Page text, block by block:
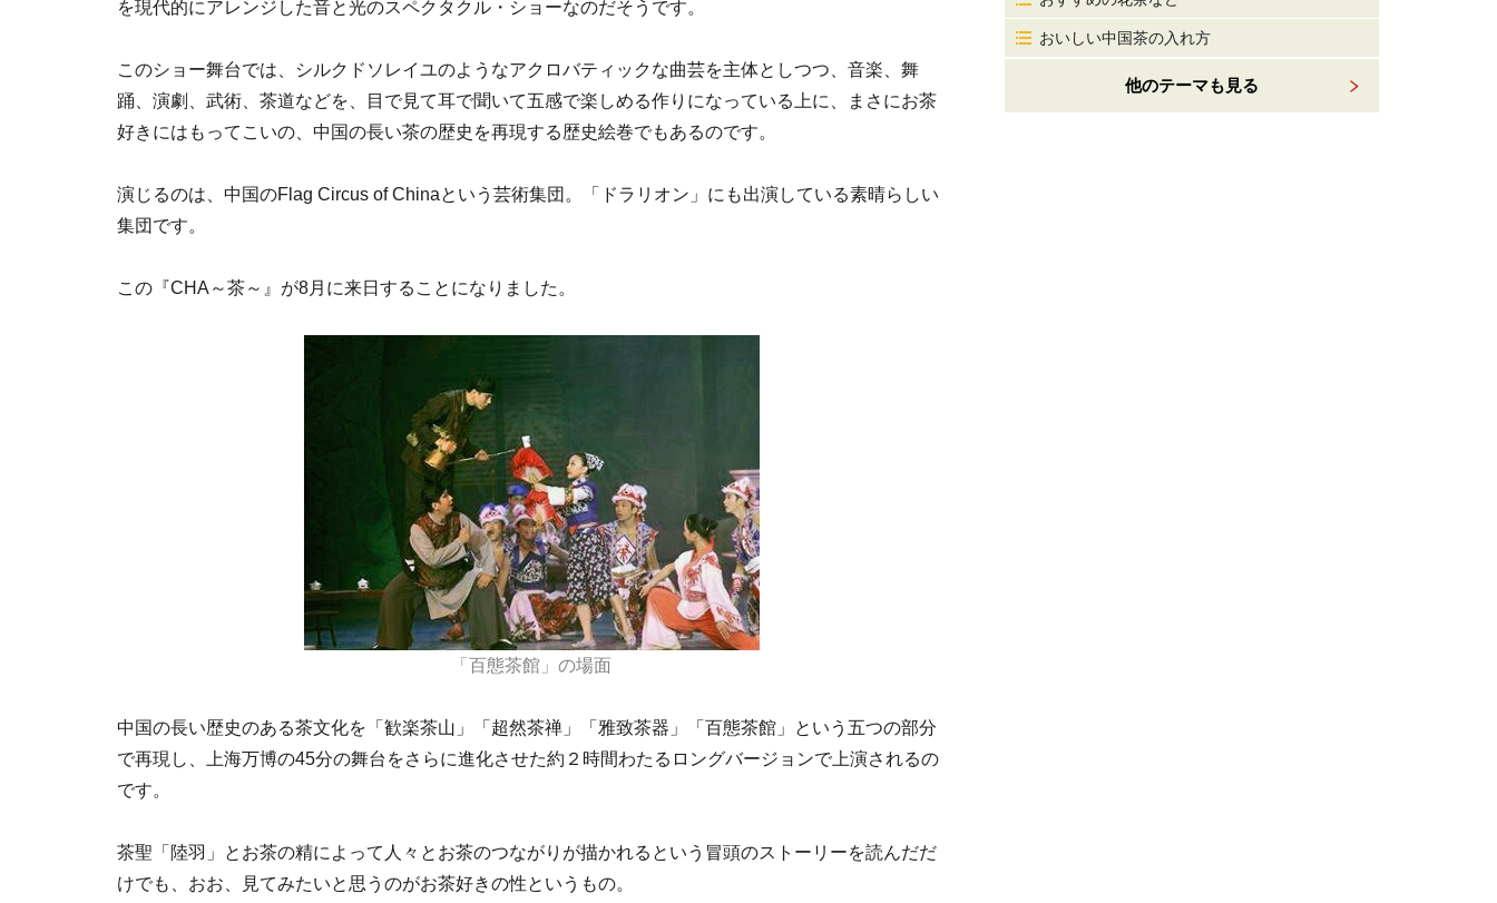
を現代的にアレンジした音と光のスペクタクル・ショーなのだそうです。
このショー舞台では、シルクドソレイユのようなアクロバティックな曲芸を主体としつつ、音楽、舞
踊、演劇、武術、茶道などを、目で見て耳で聞いて五感で楽しめる作りになっている上に、まさにお茶
好きにはもってこいの、中国の長い茶の歴史を再現する歴史絵巻でもあるのです。
演じるのは、中国のFlag Circus of Chinaという芸術集団。「ドラリオン」にも出演している素晴らしい
集団です。
この『CHA～茶～』が8月に来日することになりました。
「百態茶館」の場面
中国の長い歴史のある茶文化を「歓楽茶山」「超然茶禅」「雅致茶器」「百態茶館」という五つの部分
で再現し、上海万博の45分の舞台をさらに進化させた約２時間わたるロングバージョンで上演されるの
です。
茶聖「陸羽」とお茶の精によって人々とお茶のつながりが描かれるという冒頭のストーリーを読んだだ
けでも、おお、見てみたいと思うのがお茶好きの性というもの。
おいしい中国茶の入れ方
他のテーマも見る